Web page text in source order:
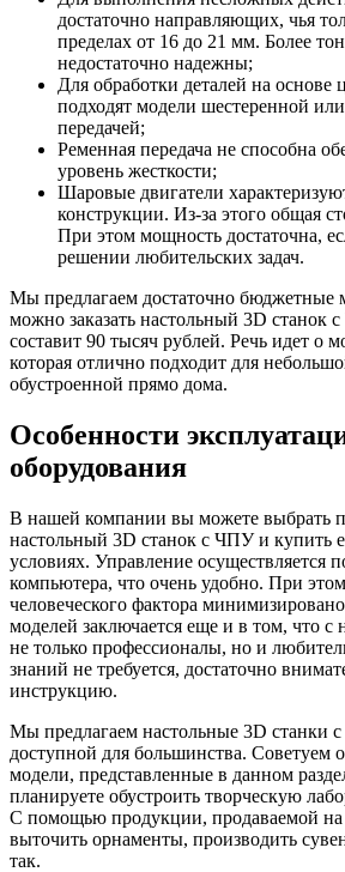
достаточно направляющих, чья
пределах от 16 до 21 мм. Более
недостаточно надежны;
Для обработки деталей на основе
подходят модели шестеренной
передачей;
Ременная передача не способна
уровень жесткости;
Шаровые двигатели
конструкции. Из-за этого общая
При этом мощность достаточна,
решении любительских задач.
Мы предлагаем достаточно бюджетные
можно заказать настольный 3D станок
составит 90 тысяч рублей. Речь идет о
которая отлично подходит для
обустроенной прямо дома.
Особенности
оборудования
В нашей компании вы можете выбрать
настольный 3D станок с ЧПУ и купить
условиях. Управление осуществляется
компьютера, что очень удобно. При
человеческого фактора
моделей заключается еще и в том, что с
не только профессионалы, но и
знаний не требуется, достаточно
инструкцию.
Мы предлагаем настольные 3D станки
доступной для большинства. Советуем
модели, представленные в данном
планируете обустроить творческую
С помощью продукции, продаваемой на
выточить орнаменты, производить
так.